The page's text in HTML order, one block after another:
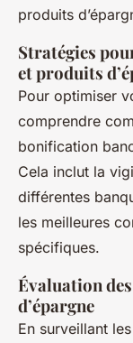
produits
Stratégies
et produits
Pour optimiser
comprendre
bonification
Cela inclut la
différentes
les meilleures
spécifiques.
Évaluation
d’épargne
En surveillant